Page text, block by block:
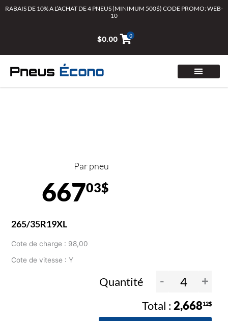
AllerRABAIS DE 10% A L’ACHAT DE 4 PNEUS (MINIMUM 500$) CODE PROMO: WEB-
10
$0.00 0
Par pneu
66703$
265/35R19XL
Cote de charge : 98,00
Cote de vitesse : Y
Quantité - +
2,66812$